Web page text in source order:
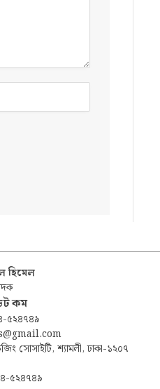
হিমেল
কম
৫২৪৭৪৯
সোসাইটি, শ্যামলী, ঢাকা-১২০৭
৫২৪৭৪৯